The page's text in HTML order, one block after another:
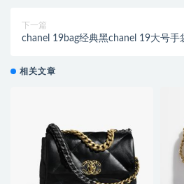
下一篇
chanel 19bag经典黑chanel 19大号手
相关文章